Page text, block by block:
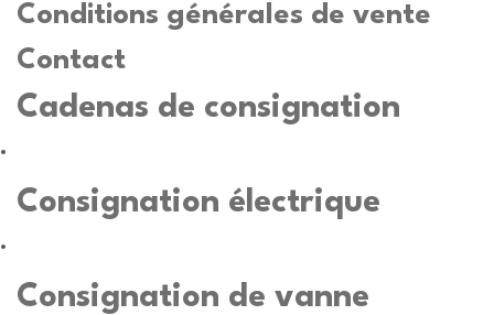
Conditions générales de vente
Contact
Cadenas de consignation
Consignation électrique
Consignation de vanne